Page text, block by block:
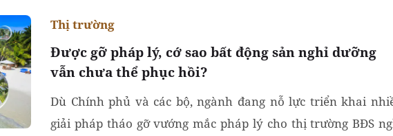
Được gỡ pháp lý, cớ sao bất động sản nghỉ dưỡng
vẫn chưa thể phục hồi?
Thị trường
Dù Chính phủ và các bộ, ngành đang nỗ lực triển khai
giải pháp tháo gỡ vướng mắc pháp lý cho thị trường BĐS